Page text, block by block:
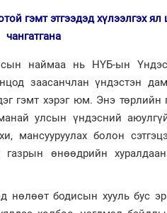
гэмт этгээдэд хүлээлгэх
чангатгана
наймаа нь НҮБ-ын
заасанчлан үндэстэн
гэмт хэрэг юм. Энэ төрлийн
улсын үндэсний
мансууруулах болон
өнөөдрийн
нөлөөт бодисын хууль бус